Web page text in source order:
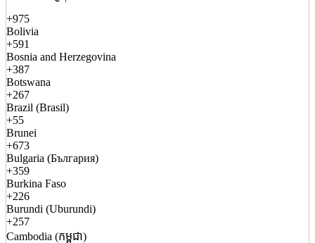
+975
Bolivia
+591
Bosnia and Herzegovina
+387
Botswana
+267
Brazil (Brasil)
+55
Brunei
+673
Bulgaria (България)
+359
Burkina Faso
+226
Burundi (Uburundi)
+257
Cambodia (កម្ពុជា)